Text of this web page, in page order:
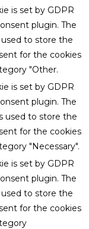
is set by GDPR
plugin. The
used to store the
for the cookies
"Other.
is set by GDPR
plugin. The
used to store the
for the cookies
"Necessary".
is set by GDPR
plugin. The
used to store the
for the cookies